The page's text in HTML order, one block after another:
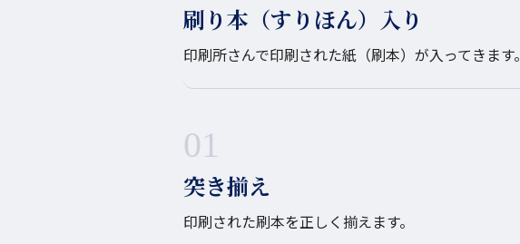
刷り本（すりほん）入り
印刷所さんで印刷された紙（刷本）が入ってきます。
01
突き揃え
印刷された刷本を正しく揃えます。